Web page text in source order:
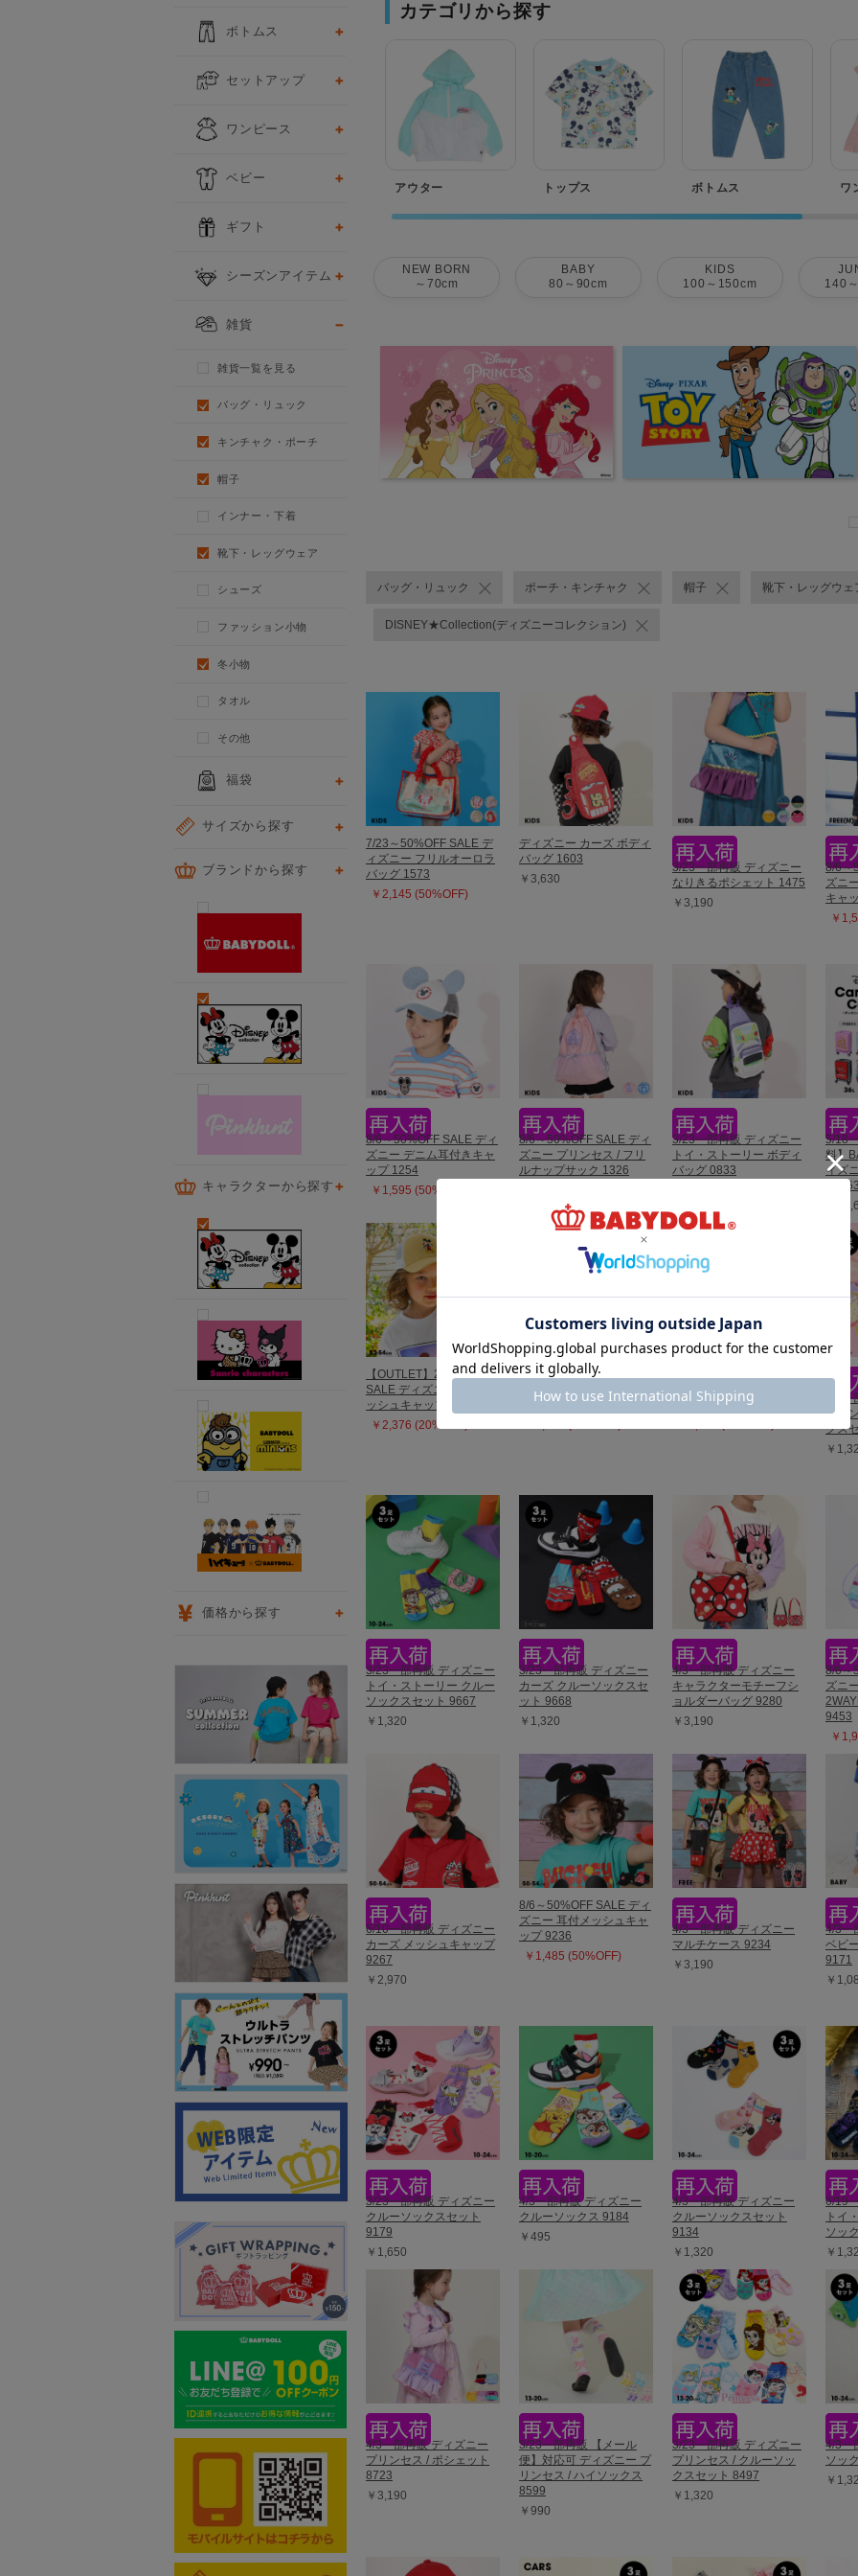
カテゴリから探す
アウター トップス ボトムス ワ
NEW BORN
～70cm
BABY
80～90cm
KIDS
100～150cm
140
バッグ・リュック ポーチ・キンチャク 帽子 靴下・レッグウェ
DISNEY★Collection(ディズニーコレクション)
7/23～50%OFF SALE デ
ィズニー フリルオーロラ
バッグ 1573
￥2,145 (50%OFF)
ディズニー カーズ ボディ
バッグ 1603
￥3,630
3/23一部再販 ディズニー
なりきるポシェット 1475
￥3,190
8/6～
ズニ
キャ
￥
8/6～50%OFF SALE ディ
ズニー デニム耳付きキャ
ップ 1254
￥1,595 (50%OFF)
8/6～50%OFF SALE ディ
ズニー プリンセス / フリ
ルナップサック 1326
3/23一部再販 ディズニー
トイ・ストーリー ボディ
バッグ 0833
5/18
料】
ィズ
ス
￥
【OUTLET】20%OFF
SALE ディズニー 刺繍メ
ッシュキャップ 0481
￥2,376 (20%OFF)
8/6～50%OFF SALE ディ
ズニー なりきるメッシュ
キャップ 0234
SALE ディズニー デニム
サンバイザー 0194
4/3
プリ
クス
￥
3/23一部再販 ディズニー
トイ・ストーリー クルー
ソックスセット 9667
￥1,320
3/23一部再販 ディズニー
カーズ クルーソックスセ
ット 9668
￥1,320
4/3一部再販 ディズニー
キャラクターモチーフシ
ョルダーバッグ 9280
￥3,190
8/6～
ズニ
9453
￥
6/10一部再販 ディズニー
カーズ メッシュキャップ
9267
￥2,970
8/6～50%OFF SALE ディ
ズニー 耳付メッシュキャ
ップ 9236
￥1,485 (50%OFF)
4/3一部再販 ディズニー
マルチケース 9234
￥3,190
4/3一
ベビ
9171
￥
3/23一部再販 ディズニー
クルーソックスセット
9179
￥1,650
4/3一部再販 ディズニー
クルーソックス 9184
￥495
4/3一部再販 ディズニー
クルーソックスセット
9134
￥1,320
6/19
トイ
ソッ
￥
4/3一部再販 ディズニー
プリンセス / ポシェット
8723
￥3,190
3/23一部再販 【メール
便】対応可 ディズニー プ
リンセス / ハイソックス
8599
￥990
3/23一部再販 ディズニー
プリンセス / クルーソッ
クスセット 8497
￥1,320
4/3一
ソッ
￥
ボトムス
セットアップ
ワンピース
ベビー
ギフト
シーズンアイテム
雑貨
雑貨一覧を見る
バッグ・リュック
キンチャク・ポーチ
帽子
インナー・下着
靴下・レッグウェア
シューズ
ファッション小物
冬小物
タオル
その他
福袋
サイズから探す
ブランドから探す
キャラクターから探す
価格から探す